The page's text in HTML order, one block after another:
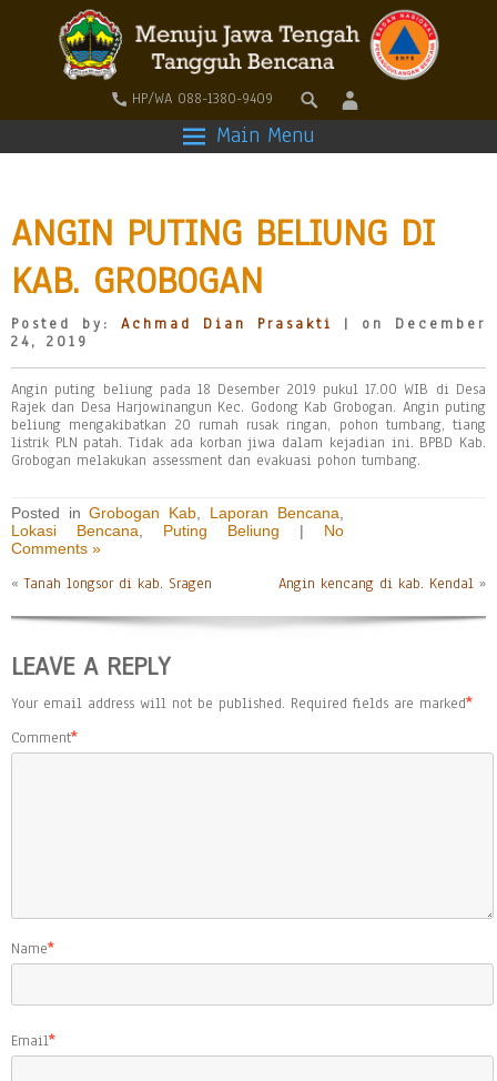
HP/WA 088-1380-9409
Main Menu
ANGIN PUTING BELIUNG DI
KAB. GROBOGAN
Posted by: Achmad Dian Prasakti
| on December
24, 2019
Angin puting beliung pada 18 Desember 2019 pukul 17.00 WIB di Desa
Rajek dan Desa Harjowinangun Kec. Godong Kab Grobogan. Angin puting
beliung mengakibatkan 20 rumah rusak ringan, pohon tumbang, tiang
listrik PLN patah. Tidak ada korban jiwa dalam kejadian ini. BPBD Kab.
Grobogan melakukan assessment dan evakuasi pohon tumbang.
Posted inGrobogan Kab Laporan Bencana
Lokasi Bencana
Puting Beliung | No
Comments »
«Tanah longsor di kab. Sragen Angin kencang di kab. Kendal »
LEAVE A REPLY
Your email address will not be published. Required fields are marked*
Comment*
Name*
Email*